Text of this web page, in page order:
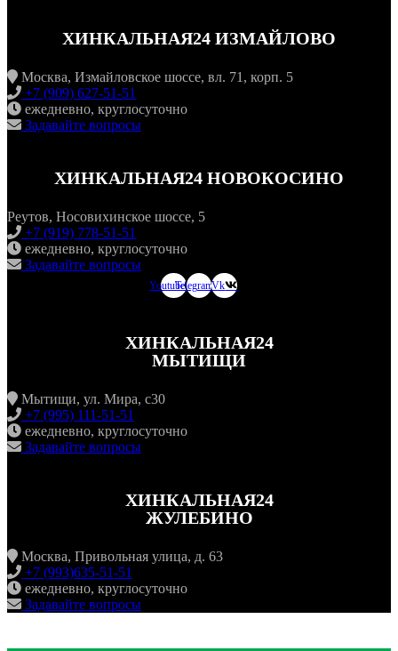
ХИНКАЛЬНАЯ24 ИЗМАЙЛОВО
Москва, Измайловское шоссе, вл. 71, корп. 5
+7 (909) 627-51-51
ежедневно, круглосуточно
Задавайте вопросы
ХИНКАЛЬНАЯ24 НОВОКОСИНО
Реутов, Носовихинское шоссе, 5
+7 (919) 778-51-51
ежедневно, круглосуточно
Задавайте вопросы
YoutubeTelegramVk
ХИНКАЛЬНАЯ24
МЫТИЩИ
Мытищи, ул. Мира, с30
+7 (995) 111-51-51
ежедневно, круглосуточно
Задавайте вопросы
ХИНКАЛЬНАЯ24
ЖУЛЕБИНО
Москва, Привольная улица, д. 63
+7 (993)635-51-51
ежедневно, круглосуточно
Задавайте вопросы